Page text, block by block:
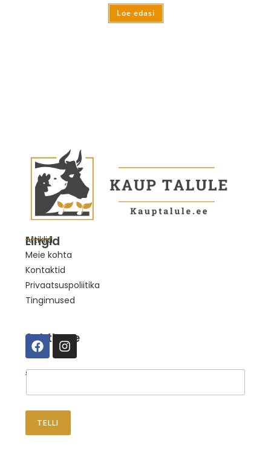
Loe edasi
Lingid
Artiklid
Meie kohta
Kontaktid
Privaatsuspoliitika
Tingimused
Suhtleme
Telli uudised
TELLI